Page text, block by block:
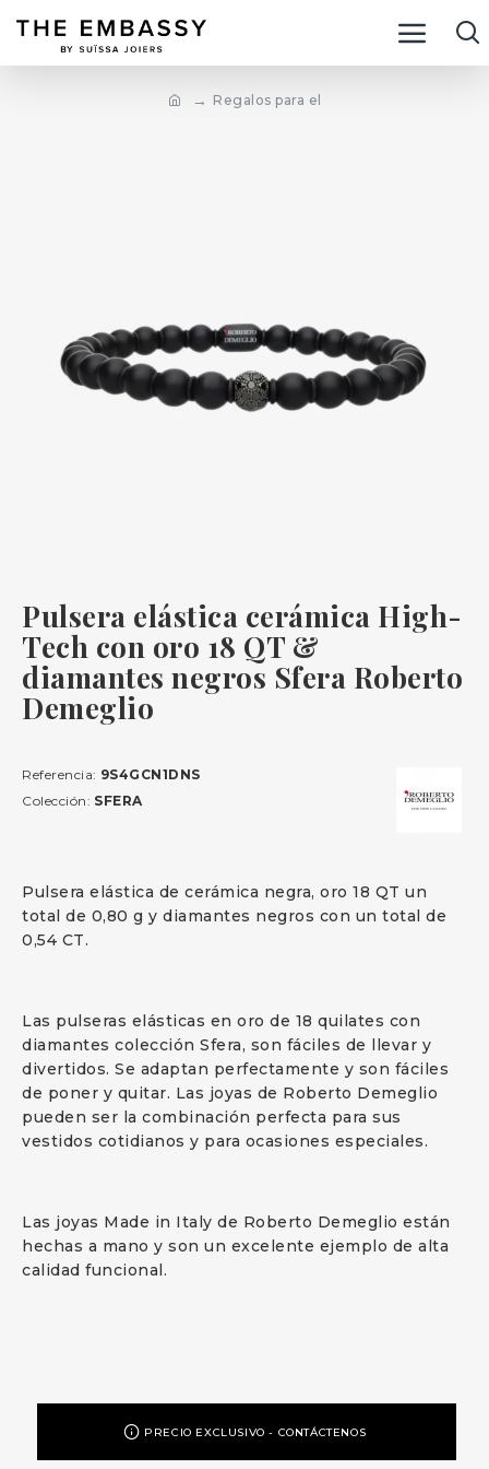
Regalos para el
Pulsera elástica cerámica High-
Tech con oro 18 QT &
diamantes negros Sfera Roberto
Demeglio
Pulsera elástica de cerámica negra, oro 18 QT un
total de 0,80 g y diamantes negros con un total de
0,54 CT.
Las pulseras elásticas en oro de 18 quilates con
diamantes colección Sfera, son fáciles de llevar y
divertidos. Se adaptan perfectamente y son fáciles
de poner y quitar. Las joyas de Roberto Demeglio
pueden ser la combinación perfecta para sus
vestidos cotidianos y para ocasiones especiales.
Las joyas Made in Italy de Roberto Demeglio están
hechas a mano y son un excelente ejemplo de alta
calidad funcional.
Referencia: 9S4GCN1DNS
Colección: SFERA
PRECIO EXCLUSIVO - CONTÁCTENOS